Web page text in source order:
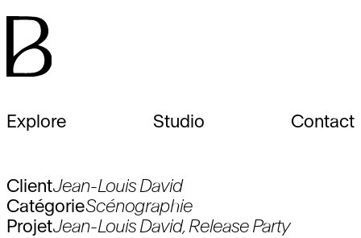
Explore Studio Contact
ClientJean-Louis David
CatégorieScénographie
ProjetJean-Louis David, Release Party